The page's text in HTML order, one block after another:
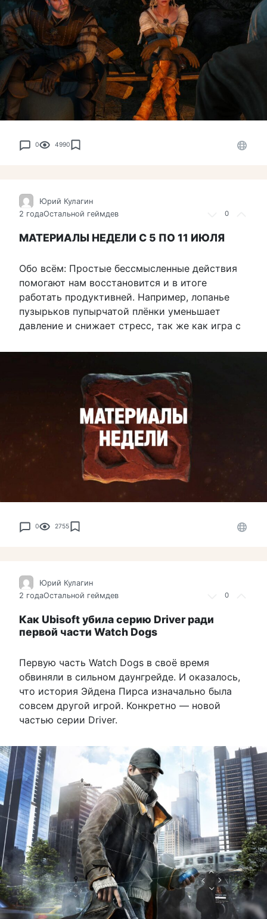
0 4990
0
Юрий Кулагин
2 годаОстальной геймдев
МАТЕРИАЛЫ НЕДЕЛИ С 5 ПО 11 ИЮЛЯ
Обо всём: Простые бессмысленные действия
помогают нам восстановится и в итоге
работать продуктивней. Например, лопанье
пузырьков пупырчатой плёнки уменьшает
давление и снижает стресс, так же как игра с
0 2755
0
Юрий Кулагин
2 годаОстальной геймдев
Как Ubisoft убила серию Driver ради
первой части Watch Dogs
Первую часть Watch Dogs в своё время
обвиняли в сильном даунгрейде. И оказалось,
что история Эйдена Пирса изначально была
совсем другой игрой. Конкретно — новой
частью серии Driver.